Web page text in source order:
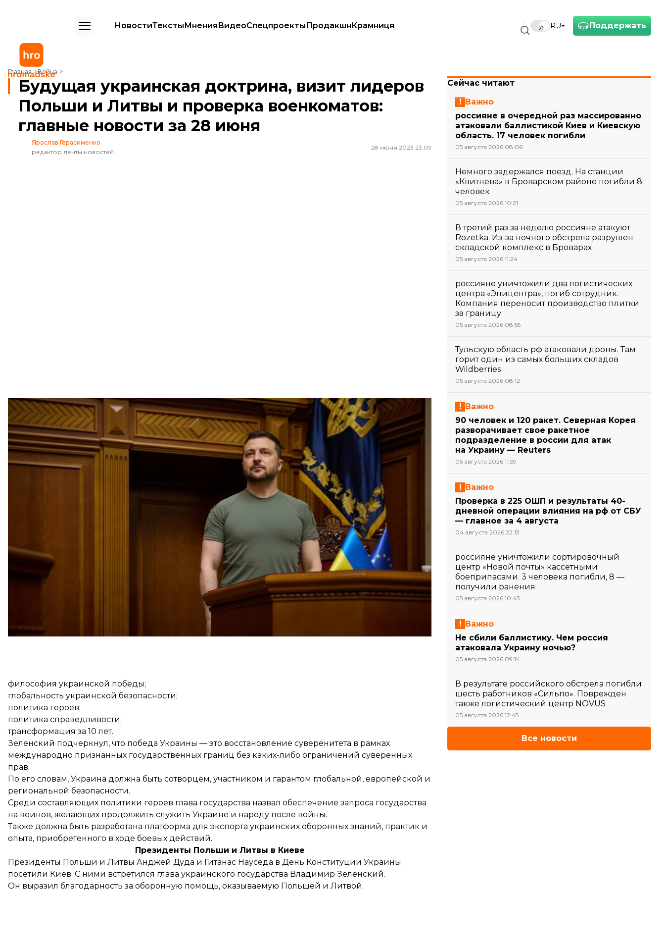
Поддержать
RU
НовостиТекстыМненияВидеоСпецпроектыПродакшнКрамниця
Главная Война
Будущая украинская доктрина, визит лидеров Польши и Литвы и проверка военкоматов: главные новости за 28 июня
Будущая украинская доктрина, визит лидеров
Польши и Литвы и проверка военкоматов:
главные новости за 28 июня
Ярослав Герасименко
редактор ленты новостей
28 июня 2023 23:09
Президент Владимир Зеленский принял участие в пленарном заседании Верховной Рады по случаю 27-й годовщины принятия
Конституции Украины
Офис президента Украины
Президент Украины Владимир Зеленский в День Конституции предложил обсудить ориентиры
будущей украинской доктрины. Украину посетили президенты Польши и Литвы. Декларации
руководителей территориальных центров комплектования и социальной поддержки проверят на
соответствие с «реальным образом жизни». Собрали главные новости за день 28 июня.
Новая украинская доктрина
Президент Владимир Зеленский 28 июня выступил на пленарном заседании Верховной Рады по
случаю 27-летия принятия Конституции Украины.
Он предложил к общенациональному обсуждению
основные ориентиры
будущей украинской
философия украинской победы;
глобальность украинской безопасности;
политика героев;
политика справедливости;
трансформация за 10 лет.
Зеленский подчеркнул, что победа Украины — это восстановление суверенитета в рамках
международно признанных государственных границ без каких-либо ограничений суверенных
прав.
По его словам, Украина должна быть сотворцем, участником и гарантом глобальной, европейской и
региональной безопасности.
Среди составляющих политики героев глава государства назвал обеспечение запроса государства
на воинов, желающих продолжить служить Украине и народу после войны.
Также должна быть разработана платформа для экспорта украинских оборонных знаний, практик и
опыта, приобретенного в ходе боевых действий.
Президенты Польши и Литвы в Киеве
Президенты Польши и Литвы Анджей Дуда и Гитанас Науседа в День Конституции Украины
посетили Киев. С ними встретился глава украинского государства Владимир Зеленский.
Он выразил благодарность за оборонную помощь, оказываемую Польшей и Литвой.
Сейчас читают
Важно
россияне в очередной раз массированно
атаковали баллистикой Киев и Киевскую
область. 17 человек погибли
05 августа 2026 08:06
Немного задержался поезд. На станции
«Квитнева» в Броварском районе погибли 8
человек
05 августа 2026 10:21
В третий раз за неделю россияне атакуют
Rozetka. Из-за ночного обстрела разрушен
складской комплекс в Броварах
05 августа 2026 11:24
россияне уничтожили два логистических
центра «Эпицентра», погиб сотрудник.
Компания переносит производство плитки
за границу
05 августа 2026 08:55
Тульскую область рф атаковали дроны. Там
горит один из самых больших складов
Wildberries
05 августа 2026 08:12
Важно
90 человек и 120 ракет. Северная Корея
разворачивает свое ракетное
подразделение в россии для атак
на Украину — Reuters
05 августа 2026 11:59
Важно
Проверка в 225 ОШП и результаты 40-
дневной операции влияния на рф от СБУ
— главное за 4 августа
04 августа 2026 22:13
россияне уничтожили сортировочный
центр «Новой почты» кассетными
боеприпасами. 3 человека погибли, 8 —
получили ранения
05 августа 2026 10:43
Важно
Не сбили баллистику. Чем россия
атаковала Украину ночью?
05 августа 2026 09:14
В результате российского обстрела погибли
шесть работников «Сильпо». Поврежден
также логистический центр NOVUS
05 августа 2026 12:45
Все новости